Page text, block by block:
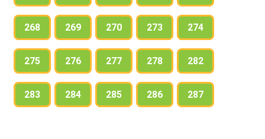
268 269 270 273 274
275 276 277 278 282
283 284 285 286 287